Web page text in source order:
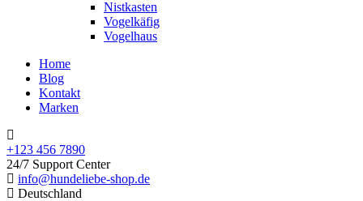
Nistkasten
Vogelkäfig
Vogelhaus
Home
Blog
Kontakt
Marken
+123 456 7890
24/7 Support Center
info@hundeliebe-shop.de
Deutschland